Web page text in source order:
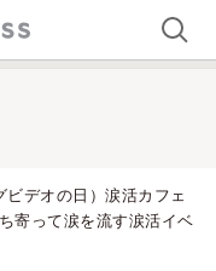
ビデオの日）涙活カフェ
寄って涙を流す涙活イベ